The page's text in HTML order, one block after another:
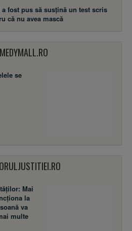
fost pus să susţină un test scris
că nu avea mască
se
Mai
la
va
multe